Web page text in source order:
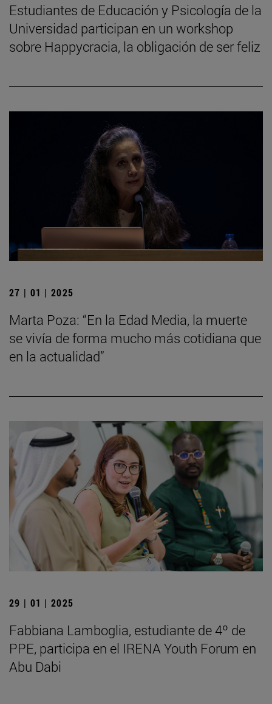
Estudiantes de Educación y Psicología de la
Universidad participan en un workshop
sobre Happycracia, la obligación de ser feliz
27 | 01 | 2025
Marta Poza: “En la Edad Media, la muerte
se vivía de forma mucho más cotidiana que
en la actualidad”
29 | 01 | 2025
Fabbiana Lamboglia, estudiante de 4º de
PPE, participa en el IRENA Youth Forum en
Abu Dabi